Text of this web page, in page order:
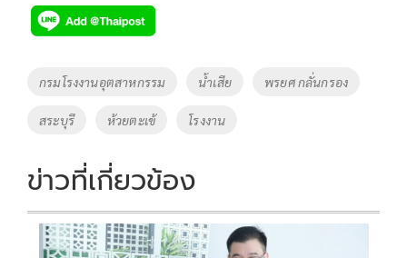
e
b
o
o
k
tt
er
p
y
Li
n
k
Tags
กรมโรงงานอุตสาหกรรม น้ำเสีย พรยศ กลั่นกรอง
สระบุรี ห้วยตะเข้ โรงงาน
ข่าวที่เกี่ยวข้อง